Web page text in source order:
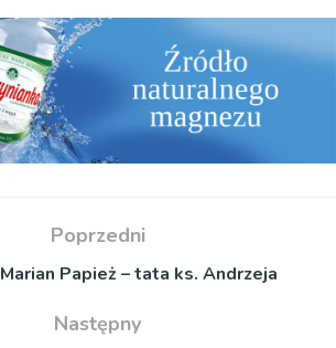
Poprzedni
Papież – tata ks. Andrzeja
Następny